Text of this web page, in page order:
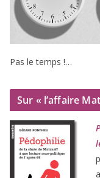
Pas le temps !…
Sur « l’affaire